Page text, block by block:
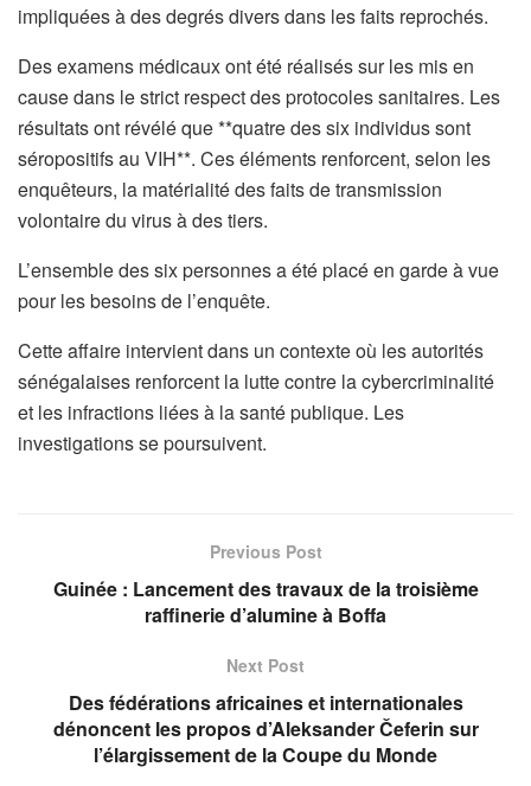
impliquées à des degrés divers dans les faits reprochés.
Des examens médicaux ont été réalisés sur les mis en
cause dans le strict respect des protocoles sanitaires. Les
résultats ont révélé que **quatre des six individus sont
séropositifs au VIH**. Ces éléments renforcent, selon les
enquêteurs, la matérialité des faits de transmission
volontaire du virus à des tiers.
L’ensemble des six personnes a été placé en garde à vue
pour les besoins de l’enquête.
Cette affaire intervient dans un contexte où les autorités
sénégalaises renforcent la lutte contre la cybercriminalité
et les infractions liées à la santé publique. Les
investigations se poursuivent.
Previous Post
Guinée : Lancement des travaux de la troisième
raffinerie d’alumine à Boffa
Next Post
Des fédérations africaines et internationales
dénoncent les propos d’Aleksander Čeferin sur
l’élargissement de la Coupe du Monde